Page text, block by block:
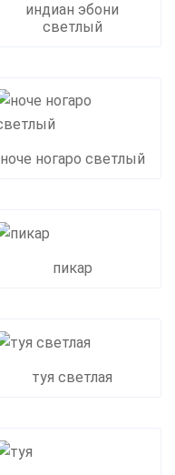
индиан эбони
светлый
ноче ногаро светлый
пикар
туя светлая